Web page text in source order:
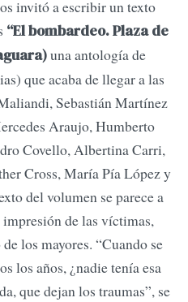
invitó a escribir un texto
“El bombardeo. Plaza de
una antología de
que acaba de llegar a las
Sebastián Martínez
Araujo, Humberto
Covello, Albertina Carri,
Cross, María Pía López y
del volumen se parece a
de las víctimas,
los mayores. “Cuando se
los años, ¿nadie tenía esa
que dejan los traumas”, se